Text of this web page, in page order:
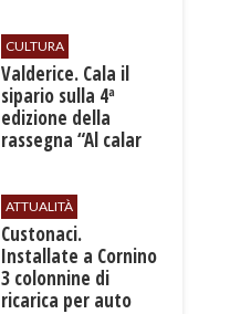
CULTURA
Valderice. Cala il
sipario sulla 4ª
edizione della
rassegna “Al calar
ATTUALITÀ
Custonaci.
Installate a Cornino
3 colonnine di
ricarica per auto